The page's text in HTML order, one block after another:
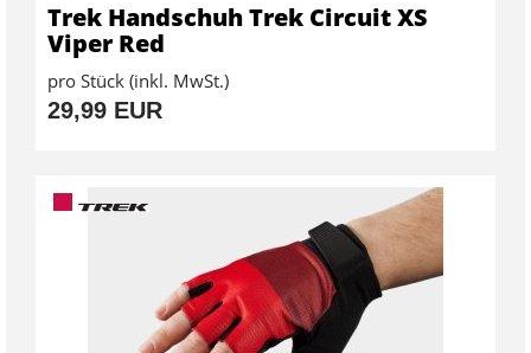
Trek Handschuh Trek Circuit XS
Viper Red
pro Stück (inkl. MwSt.)
29,99 EUR